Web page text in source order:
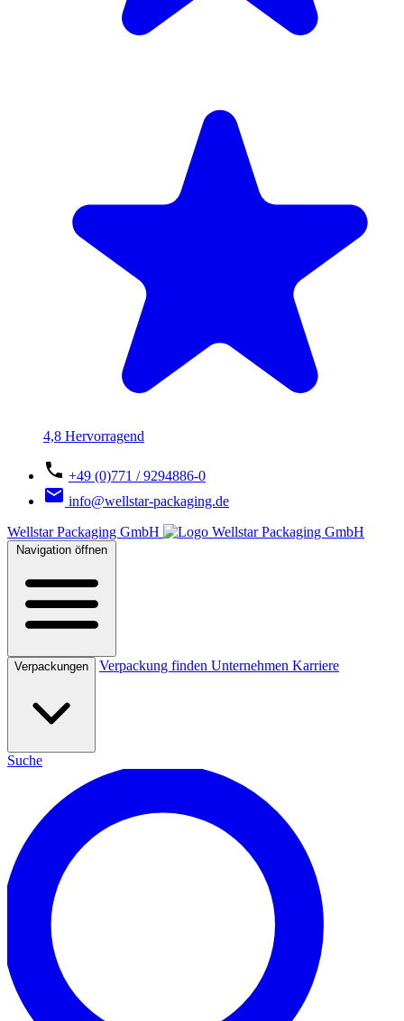
4,8 Hervorragend
+49 (0)771 / 9294886-0
info@wellstar-packaging.de
Wellstar Packaging GmbH
Navigation öffnen
Verpackungen Verpackung finden Unternehmen Karriere
Suche